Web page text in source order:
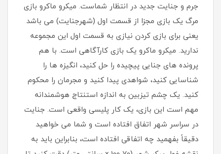
جرم و جنایت جدید در انتظار شماست. میکرو ماکرو بازی
مرگ یک بازی مجزا از قسمت اول (شهرجنایت) می باشد
یعنی برای بازی کردن نیازی به قسمت اول این مجموعه
ندارید. میکرو ماکرو یک بازی کارآگاهی است. با هم
پرونده های جنایی پیچیده را حل کنید، انگیزه ها را
شناسایی کنید، شواهدی پیدا کنید و مجرمان را محکوم
کنید. یک چشم تیزبین به اندازه استنتاج هوشمندانه
مهم است این بازی، یک کار پلیسی واقعی است. جنایت
در سراسر شهر اتفاق افتاده است و شما می خواهید
دقیقاً بفهمید چه اتفاقی افتاده است، بنابراین باید به